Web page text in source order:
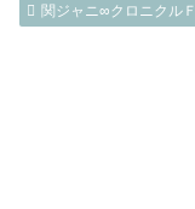
関ジャニ∞クロニクルＦ